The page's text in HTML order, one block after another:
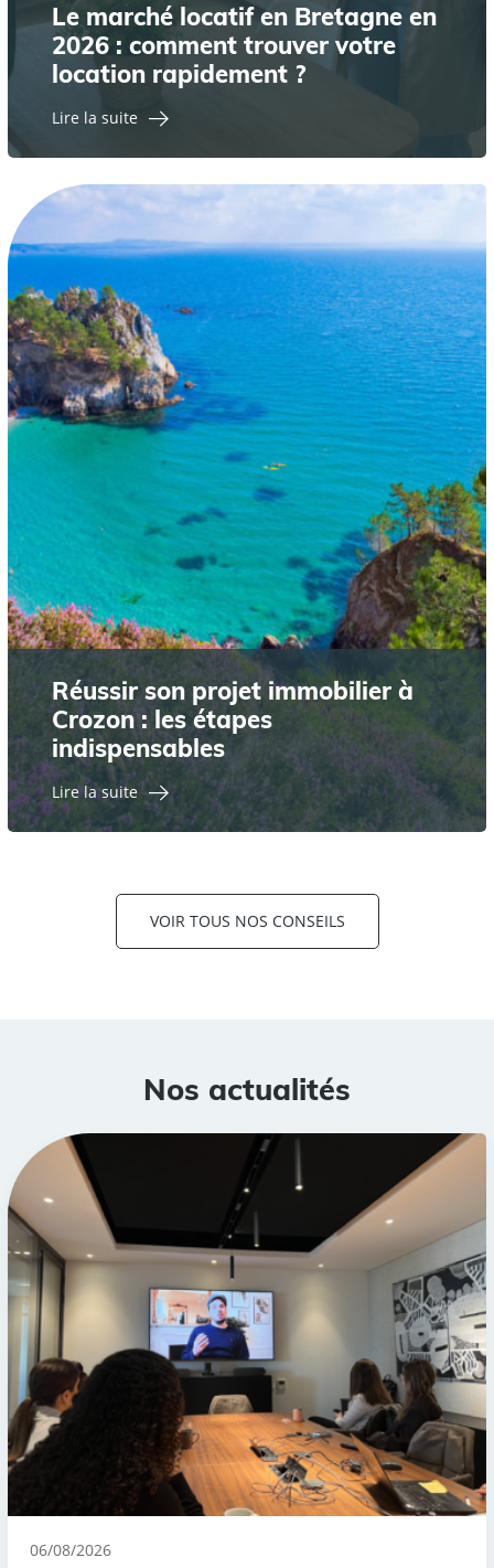
Le marché locatif en Bretagne en
2026 : comment trouver votre
location rapidement ?
Lire la suite
Réussir son projet immobilier à
Crozon : les étapes
indispensables
Lire la suite
VOIR TOUS NOS CONSEILS
Nos actualités
06/08/2026